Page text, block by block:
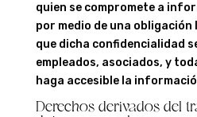
quien se compromete a
por medio de una
que dicha confidencialidad
empleados, asociados, y
haga accesible la
Derechos derivados del